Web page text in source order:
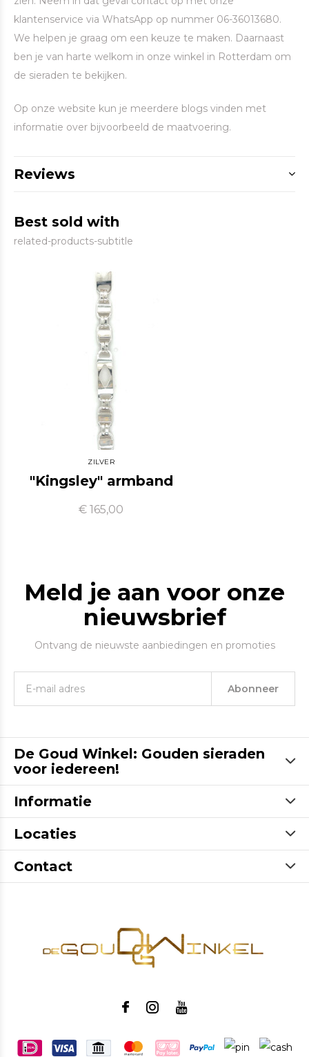
klantenservice via WhatsApp op nummer 06-36013680.
We helpen je graag om een keuze te maken. Daarnaast
ben je van harte welkom in onze winkel in Rotterdam om
de sieraden te bekijken.
Op onze website kun je meerdere blogs vinden met
informatie over bijvoorbeeld de maatvoering.
Reviews
Best sold with
related-products-subtitle
ZILVER
"Kingsley" armband
€ 165,00
Meld je aan voor onze
nieuwsbrief
Ontvang de nieuwste aanbiedingen en promoties
Abonneer
De Goud Winkel: Gouden sieraden
voor iedereen!
Informatie
Locaties
Contact